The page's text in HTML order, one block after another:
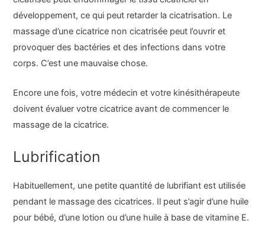
développement, ce qui peut retarder la cicatrisation. Le
massage d’une cicatrice non cicatrisée peut l’ouvrir et
provoquer des bactéries et des infections dans votre
corps. C’est une mauvaise chose.
Encore une fois, votre médecin et votre kinésithérapeute
doivent évaluer votre cicatrice avant de commencer le
massage de la cicatrice.
Lubrification
Habituellement, une petite quantité de lubrifiant est utilisée
pendant le massage des cicatrices. Il peut s’agir d’une huile
pour bébé, d’une lotion ou d’une huile à base de vitamine E.